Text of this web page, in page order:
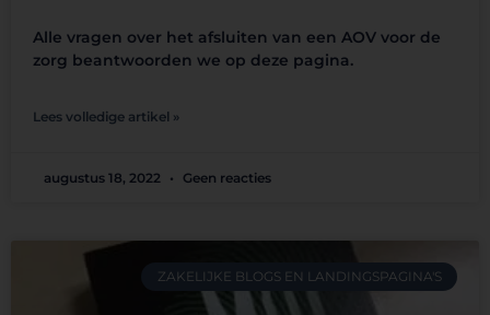
Alle vragen over het afsluiten van een AOV voor de
zorg beantwoorden we op deze pagina.
Lees volledige artikel »
augustus 18, 2022 Geen reacties
ZAKELIJKE BLOGS EN LANDINGSPAGINA'S